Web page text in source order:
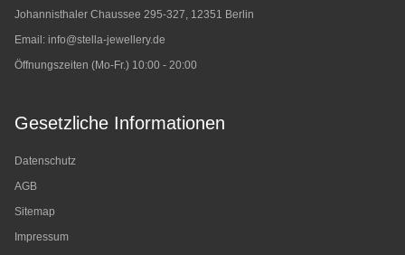
Johannisthaler Chaussee 295-327, 12351 Berlin
Email: info@stella-jewellery.de
Öffnungszeiten (Mo-Fr.) 10:00 - 20:00
Gesetzliche Informationen
Datenschutz
AGB
Sitemap
Impressum